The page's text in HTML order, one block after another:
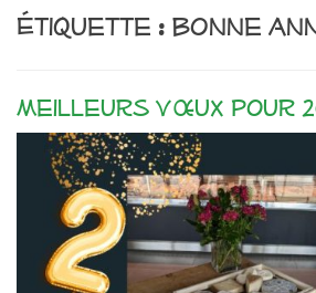
Étiquette : bonne
Meilleurs vœux pour